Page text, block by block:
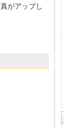
がアップし